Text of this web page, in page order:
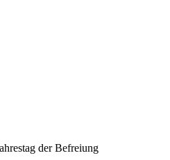
der Befreiung